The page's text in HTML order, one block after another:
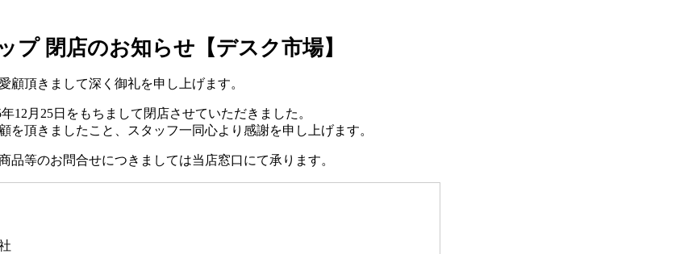
プ 閉店のお知らせ【デスク市場】
顧頂きまして深く御礼を申し上げます。
12月25日をもちまして閉店させていただきました。
を頂きましたこと、スタッフ一同心より感謝を申し上げます。
品等のお問合せにつきましては当店窓口にて承ります。